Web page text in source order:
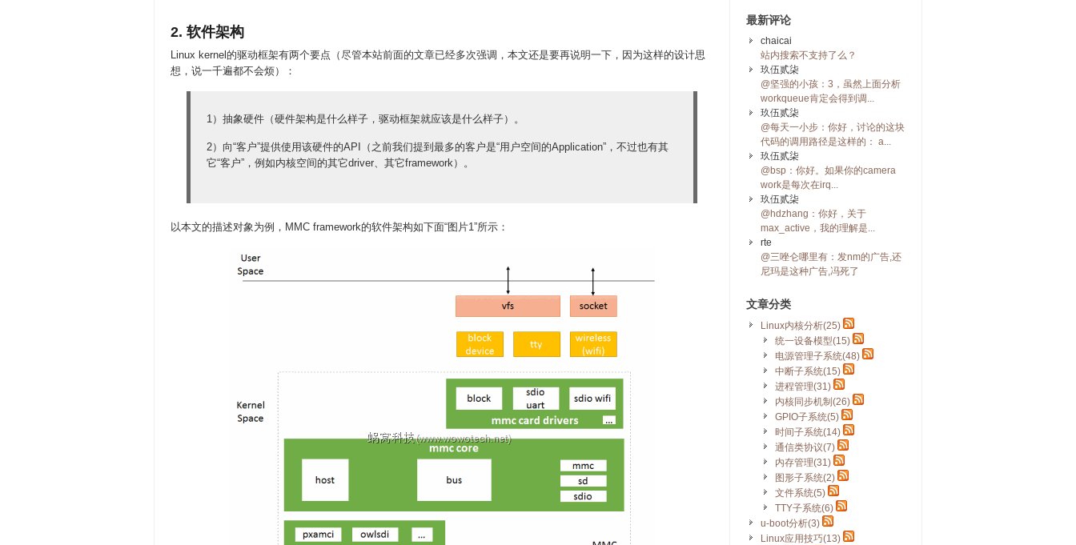
2. 软件架构
Linux kernel的驱动框架有两个要点（尽管本站前面的文章已经多次强调，本文还是要再说明一下，因为这样的设计思
想，说一千遍都不会烦）：
1）抽象硬件（硬件架构是什么样子，驱动框架就应该是什么样子）。
2）向“客户”提供使用该硬件的API（之前我们提到最多的客户是“用户空间的Application”，不过也有其
它“客户”，例如内核空间的其它driver、其它framework）。
以本文的描述对象为例，MMC framework的软件架构如下面“图片1”所示：
最新评论
chaicai
站内搜索不支持了么？
玖伍贰柒
@坚强的小孩：3，虽然上面分析
workqueue肯定会得到调...
玖伍贰柒
@每天一小步：你好，讨论的这块
代码的调用路径是这样的： a...
玖伍贰柒
@bsp：你好。如果你的camera
work是每次在irq...
玖伍贰柒
@hdzhang：你好，关于
max_active，我的理解是...
rte
@三唑仑哪里有：发nm的广告,还
尼玛是这种广告,冯死了
文章分类
Linux内核分析(25)
统一设备模型(15)
电源管理子系统(48)
中断子系统(15)
进程管理(31)
内核同步机制(26)
GPIO子系统(5)
时间子系统(14)
通信类协议(7)
内存管理(31)
图形子系统(2)
文件系统(5)
TTY子系统(6)
u-boot分析(3)
Linux应用技巧(13)